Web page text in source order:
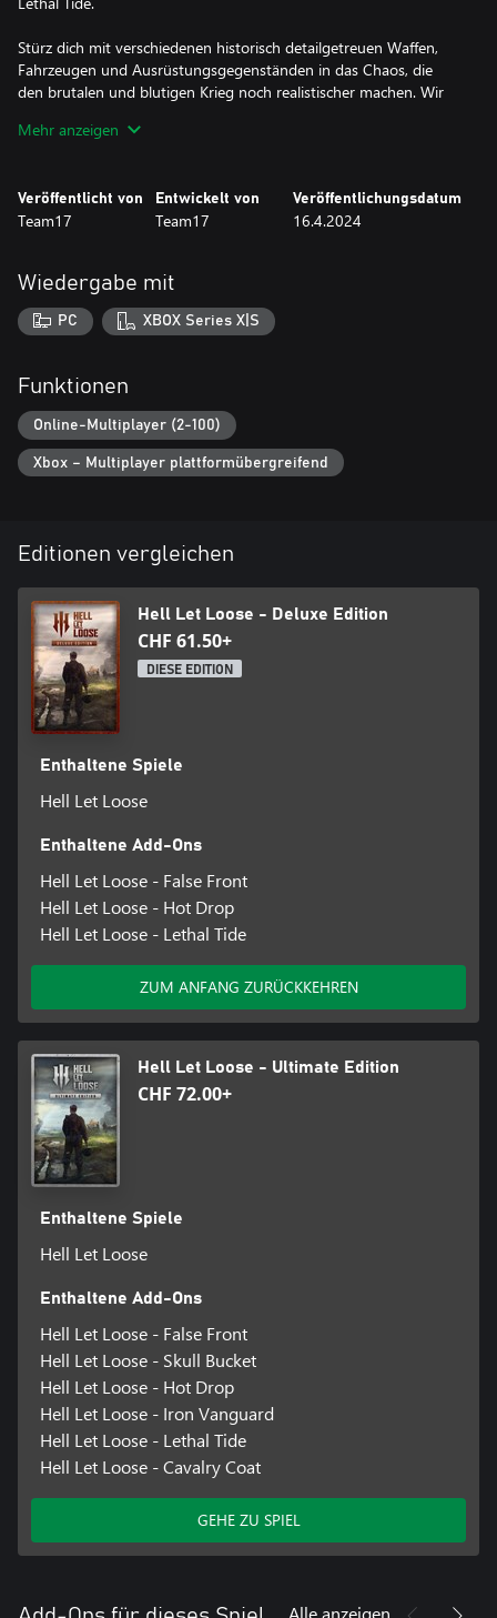
Stürz dich mit verschiedenen historisch detailgetreuen Waffen,
Fahrzeugen und Ausrüstungsgegenständen in das Chaos, die
den brutalen und blutigen Krieg noch realistischer machen. Wir
Mehr anzeigen
Veröffentlicht von
Team17
Entwickelt von
Team17
Veröffentlichungsdatum
16.4.2024
Wiedergabe mit
PC XBOX Series X|S
Funktionen
Online-Multiplayer (2-100)
Xbox – Multiplayer plattformübergreifend
Editionen vergleichen
Hell Let Loose - Deluxe Edition
CHF 61.50+
DIESE EDITION
Enthaltene Spiele
Hell Let Loose
Enthaltene Add-Ons
Hell Let Loose - False Front
Hell Let Loose - Hot Drop
Hell Let Loose - Lethal Tide
ZUM ANFANG ZURÜCKKEHREN
Hell Let Loose - Ultimate Edition
CHF 72.00+
Enthaltene Spiele
Hell Let Loose
Enthaltene Add-Ons
Hell Let Loose - False Front
Hell Let Loose - Skull Bucket
Hell Let Loose - Hot Drop
Hell Let Loose - Iron Vanguard
Hell Let Loose - Lethal Tide
Hell Let Loose - Cavalry Coat
GEHE ZU SPIEL